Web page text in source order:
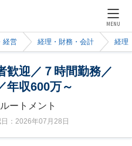
MENU
経営 経理・財務・会計 経理
歓迎／７時間勤務／
年収600万～
ートメント
：2026年07月28日